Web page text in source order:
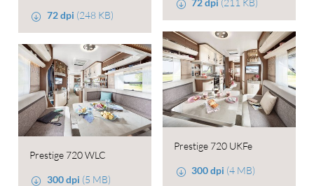
72 dpi (211 KB)
72 dpi (248 KB)
Prestige 720 UKFe
300 dpi (4 MB)
Prestige 720 WLC
300 dpi (5 MB)